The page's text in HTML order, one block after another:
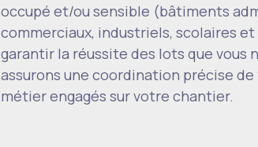
occupé et/ou sensible (bâtiments
commerciaux, industriels, scolaires
garantir la réussite des lots que vous
assurons une coordination précise
métier engagés sur votre chantier.
0
1